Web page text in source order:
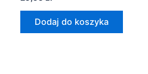
Dodaj do koszyka